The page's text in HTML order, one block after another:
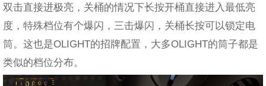
双击直接进极亮，关桶的情况下长按开桶直接进入最低亮
度，特殊档位有个爆闪，三击爆闪，关桶长按可以锁定电
筒。这也是OLIGHT的招牌配置，大多OLIGHT的筒子都是
类似的档位分布。